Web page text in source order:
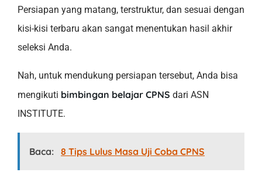
Persiapan yang matang, terstruktur, dan sesuai dengan
kisi-kisi terbaru akan sangat menentukan hasil akhir
seleksi Anda.
Nah, untuk mendukung persiapan tersebut, Anda bisa
mengikuti bimbingan belajar CPNS dari ASN
INSTITUTE.
Baca: 8 Tips Lulus Masa Uji Coba CPNS